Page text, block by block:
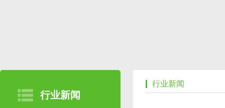
行业新闻
行业新闻